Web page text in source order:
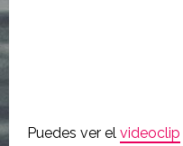
Puedes ver el videoclip